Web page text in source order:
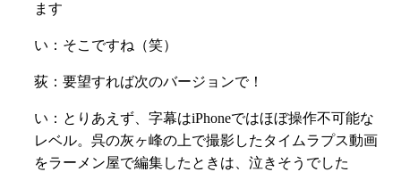
ます
い：そこですね（笑）
荻：要望すれば次のバージョンで！
い：とりあえず、字幕はiPhoneではほぼ操作不可能な
レベル。呉の灰ヶ峰の上で撮影したタイムラプス動画
をラーメン屋で編集したときは、泣きそうでした